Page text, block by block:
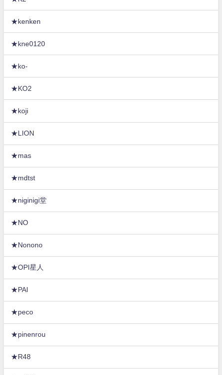
★kenken
★kne0120
★ko-
★KO2
★koji
★LION
★mas
★mdtst
★niginigi堂
★NO
★Nonono
★OPI星人
★PAI
★peco
★pinenrou
★R48